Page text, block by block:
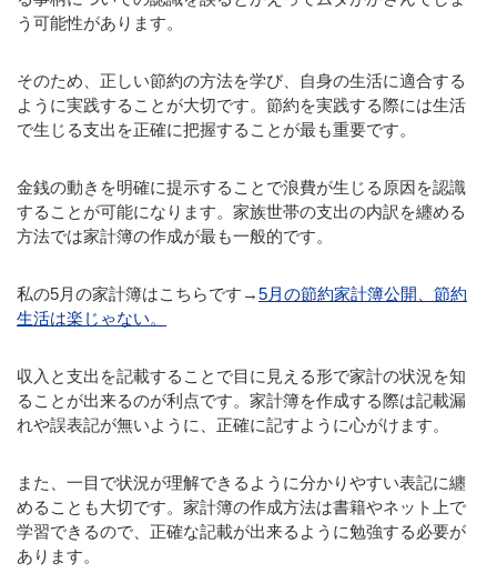
う可能性があります。
そのため、正しい節約の方法を学び、自身の生活に適合する
ように実践することが大切です。節約を実践する際には生活
で生じる支出を正確に把握することが最も重要です。
金銭の動きを明確に提示することで浪費が生じる原因を認識
することが可能になります。家族世帯の支出の内訳を纏める
方法では家計簿の作成が最も一般的です。
私の5月の家計簿はこちらです→5月の節約家計簿公開、節約
生活は楽じゃない。
収入と支出を記載することで目に見える形で家計の状況を知
ることが出来るのが利点です。家計簿を作成する際は記載漏
れや誤表記が無いように、正確に記すように心がけます。
また、一目で状況が理解できるように分かりやすい表記に纏
めることも大切です。家計簿の作成方法は書籍やネット上で
学習できるので、正確な記載が出来るように勉強する必要が
あります。